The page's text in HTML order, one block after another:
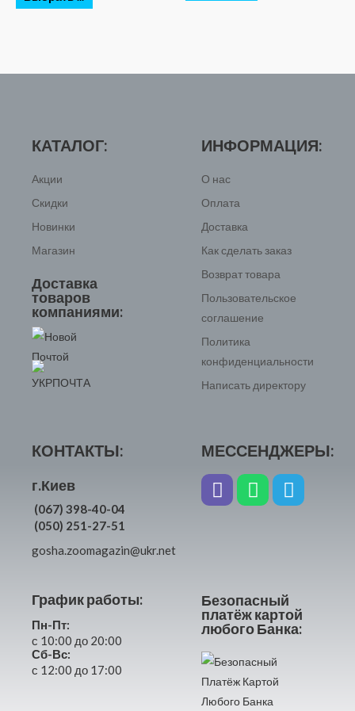
КАТАЛОГ:
Акции
Скидки
Новинки
Магазин
Доставка
товаров
компаниями:
ИНФОРМАЦИЯ:
О нас
Оплата
Доставка
Как сделать заказ
Возврат товара
Пользовательское
соглашение
Политика
конфиденциальности
Написать директору
КОНТАКТЫ:
г.Киев
(067) 398-40-04
(050) 251-27-51
gosha.zoomagazin@ukr.net
График работы:
Пн-Пт:
с 10:00 до 20:00
Сб-Вс:
с 12:00 до 17:00
МЕССЕНДЖЕРЫ:
Безопасный
платёж картой
любого Банка: